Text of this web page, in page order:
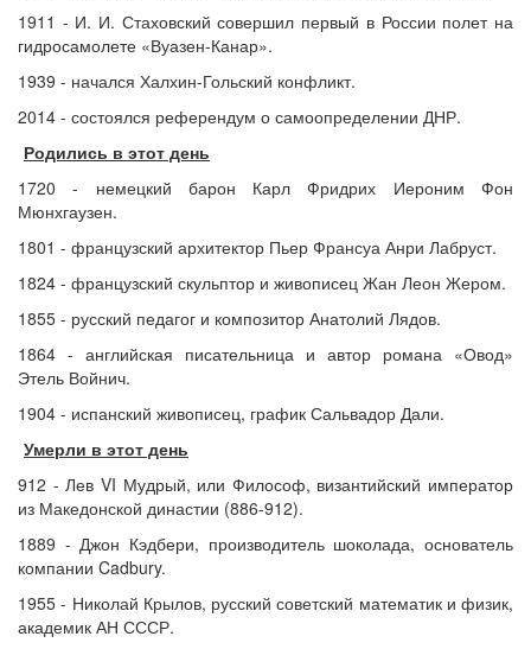
1911 - И. И. Стаховский совершил первый в России полет на
гидросамолете «Вуазен-Канар».
1939 - начался Халхин-Гольский конфликт.
2014 - состоялся референдум о самоопределении ДНР.
Родились в этот день
1720 - немецкий барон Карл Фридрих Иероним Фон
Мюнхгаузен.
1801 - французский архитектор Пьер Франсуа Анри Лабруст.
1824 - французский скульптор и живописец Жан Леон Жером.
1855 - русский педагог и композитор Анатолий Лядов.
1864 - английская писательница и автор романа «Овод»
Этель Войнич.
1904 - испанский живописец, график Сальвадор Дали.
Умерли в этот день
912 - Лев VI Мудрый, или Философ, византийский император
из Македонской династии (886-912).
1889 - Джон Кэдбери, производитель шоколада, основатель
компании Cadbury.
1955 - Николай Крылов, русский советский математик и физик,
академик АН СССР.